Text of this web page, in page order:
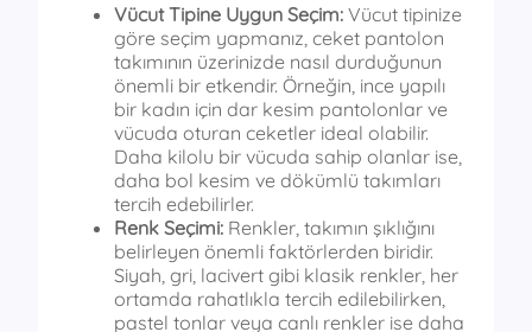
Vücut Tipine Uygun Seçim: Vücut tipinize
göre seçim yapmanız, ceket pantolon
takımının üzerinizde nasıl durduğunun
önemli bir etkendir. Örneğin, ince yapılı
bir kadın için dar kesim pantolonlar ve
vücuda oturan ceketler ideal olabilir.
Daha kilolu bir vücuda sahip olanlar ise,
daha bol kesim ve dökümlü takımları
tercih edebilirler.
Renk Seçimi: Renkler, takımın şıklığını
belirleyen önemli faktörlerden biridir.
Siyah, gri, lacivert gibi klasik renkler, her
ortamda rahatlıkla tercih edilebilirken,
pastel tonlar veya canlı renkler ise daha